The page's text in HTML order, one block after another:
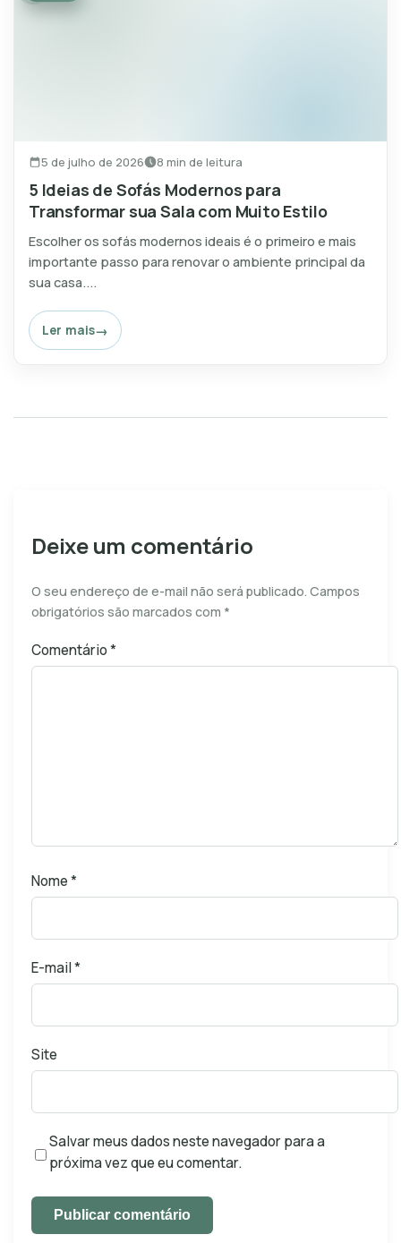
5 de julho de 2026 8 min de leitura
5 Ideias de Sofás Modernos para
Transformar sua Sala com Muito Estilo
Escolher os sofás modernos ideais é o primeiro e mais
importante passo para renovar o ambiente principal da
sua casa....
Ler mais
Deixe um comentário
O seu endereço de e-mail não será publicado. Campos
obrigatórios são marcados com *
Comentário*
Nome*
E-mail*
Site
Salvar meus dados neste navegador para a
próxima vez que eu comentar.
Publicar comentário